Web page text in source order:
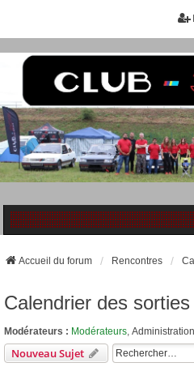
Accueil du forum Rencontres
Calendrier des sorties
Modérateurs : Modérateurs,
Nouveau Sujet